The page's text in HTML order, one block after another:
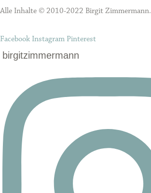
Alle Inhalte © 2010-2022 Birgit Zimmermann.
Facebook Instagram Pinterest
birgitzimmermann